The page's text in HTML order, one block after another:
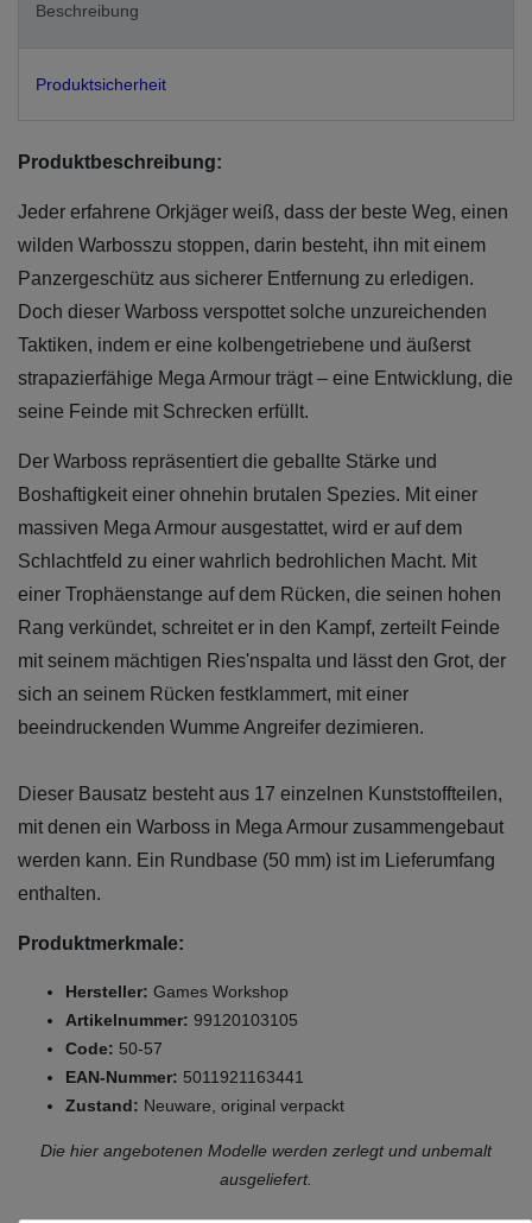
Beschreibung
Produktsicherheit
Produktbeschreibung:
Jeder erfahrene Orkjäger weiß, dass der beste Weg, einen
wilden Warbosszu stoppen, darin besteht, ihn mit einem
Panzergeschütz aus sicherer Entfernung zu erledigen.
Doch dieser Warboss verspottet solche unzureichenden
Taktiken, indem er eine kolbengetriebene und äußerst
strapazierfähige Mega Armour trägt – eine Entwicklung, die
seine Feinde mit Schrecken erfüllt.
Der Warboss repräsentiert die geballte Stärke und
Boshaftigkeit einer ohnehin brutalen Spezies. Mit einer
massiven Mega Armour ausgestattet, wird er auf dem
Schlachtfeld zu einer wahrlich bedrohlichen Macht. Mit
einer Trophäenstange auf dem Rücken, die seinen hohen
Rang verkündet, schreitet er in den Kampf, zerteilt Feinde
mit seinem mächtigen Ries'nspalta und lässt den Grot, der
sich an seinem Rücken festklammert, mit einer
beeindruckenden Wumme Angreifer dezimieren.
Dieser Bausatz besteht aus 17 einzelnen Kunststoffteilen,
mit denen ein Warboss in Mega Armour zusammengebaut
werden kann. Ein Rundbase (50 mm) ist im Lieferumfang
enthalten.
Produktmerkmale:
Hersteller: Games Workshop
Artikelnummer: 99120103105
Code: 50-57
EAN-Nummer: 5011921163441
Zustand: Neuware, original verpackt
Die hier angebotenen Modelle werden zerlegt und unbemalt
ausgeliefert.